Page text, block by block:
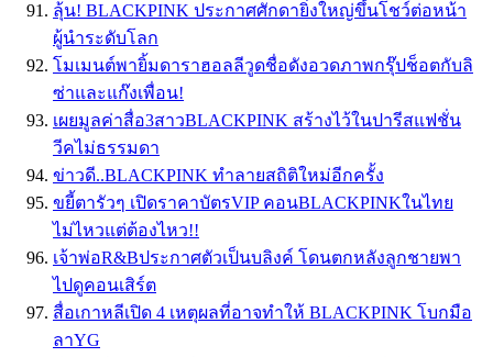
ลุ้น! BLACKPINK ประกาศศักดายิ่งใหญ่ขึ้นโชว์ต่อหน้า
ผู้นำระดับโลก
โมเมนต์พายิ้มดาราฮอลลีวูดชื่อดังอวดภาพกรุ๊ปช็อตกับลิ
ซ่าและแก๊งเพื่อน!
เผยมูลค่าสื่อ3สาวBLACKPINK สร้างไว้ในปารีสแฟชั่น
วีคไม่ธรรมดา
ข่าวดี..BLACKPINK ทำลายสถิติใหม่อีกครั้ง
ขยี้ตารัวๆ เปิดราคาบัตรVIP คอนBLACKPINKในไทย
ไม่ไหวแต่ต้องไหว!!
เจ้าพ่อR&Bประกาศตัวเป็นบลิงค์ โดนตกหลังลูกชายพา
ไปดูคอนเสิร์ต
สื่อเกาหลีเปิด 4 เหตุผลที่อาจทำให้ BLACKPINK โบกมือ
ลาYG